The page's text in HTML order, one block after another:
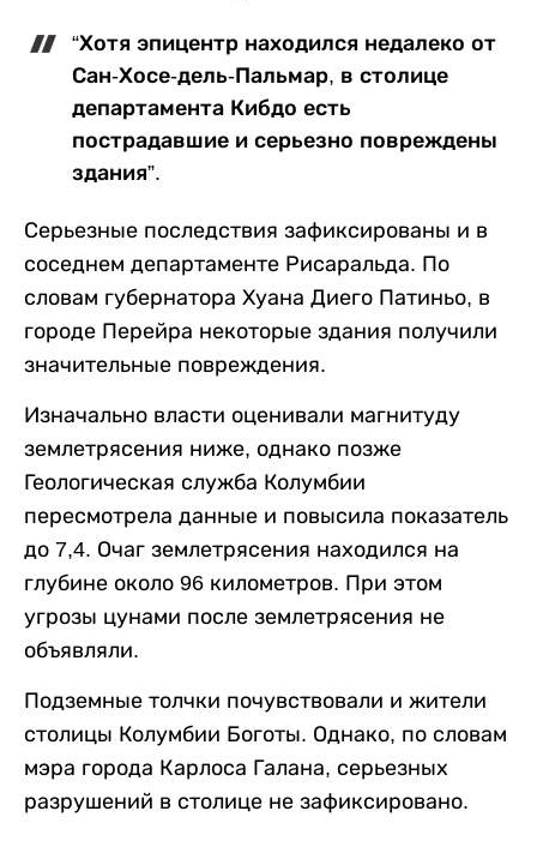
“Хотя эпицентр находился недалеко от
Сан-Хосе-дель-Пальмар, в столице
департамента Кибдо есть
пострадавшие и серьезно повреждены
здания”.
Серьезные последствия зафиксированы и в
соседнем департаменте Рисаральда. По
словам губернатора Хуана Диего Патиньо, в
городе Перейра некоторые здания получили
значительные повреждения.
Изначально власти оценивали магнитуду
землетрясения ниже, однако позже
Геологическая служба Колумбии
пересмотрела данные и повысила показатель
до 7,4. Очаг землетрясения находился на
глубине около 96 километров. При этом
угрозы цунами после землетрясения не
объявляли.
Подземные толчки почувствовали и жители
столицы Колумбии Боготы. Однако, по словам
мэра города Карлоса Галана, серьезных
разрушений в столице не зафиксировано.